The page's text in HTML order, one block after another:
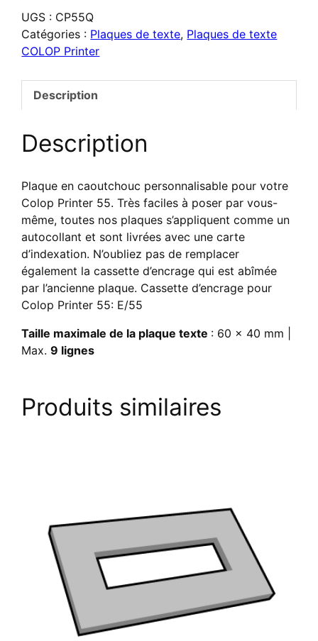
pour
COLOP
Printer
UGS : CP55Q
Catégories : Plaques de texte, Plaques de texte
COLOP Printer
Description
Description
Plaque en caoutchouc personnalisable pour votre
Colop Printer 55. Très faciles à poser par vous-
même, toutes nos plaques s’appliquent comme un
autocollant et sont livrées avec une carte
d’indexation. N’oubliez pas de remplacer
également la cassette d’encrage qui est abîmée
par l’ancienne plaque. Cassette d’encrage pour
Colop Printer 55: E/55
Taille maximale de la plaque texte : 60 x 40 mm |
Max.9 lignes
Produits similaires